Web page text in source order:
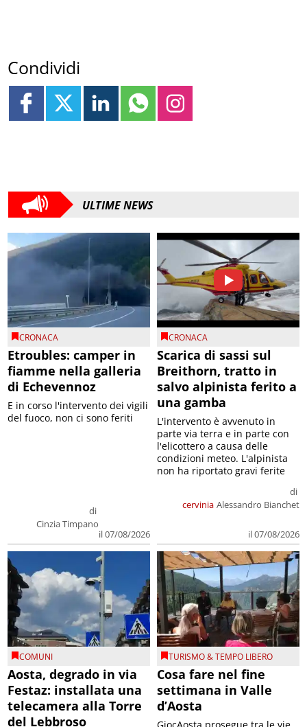
Condividi
ULTIME NEWS
CRONACA
Etroubles: camper in
fiamme nella galleria
di Echevennoz
di
Cinzia Timpano
il 07/08/2026
E in corso l'intervento dei vigili
del fuoco, non ci sono feriti
CRONACA
Scarica di sassi sul
Breithorn, tratto in
salvo alpinista ferito a
una gamba
cervinia
di
Alessandro Bianchet
il 07/08/2026
L'intervento è avvenuto in
parte via terra e in parte con
l'elicottero a causa delle
condizioni meteo. L'alpinista
non ha riportato gravi ferite
COMUNI
Aosta, degrado in via
Festaz: installata una
telecamera alla Torre
del Lebbroso
TURISMO & TEMPO LIBERO
Cosa fare nel fine
settimana in Valle
d’Aosta